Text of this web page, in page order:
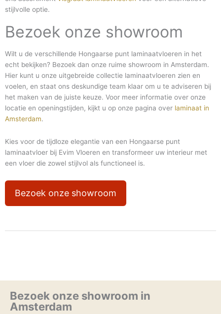
stijlvolle optie.
Bezoek onze showroom
Wilt u de verschillende Hongaarse punt laminaatvloeren in het
echt bekijken? Bezoek dan onze ruime showroom in Amsterdam.
Hier kunt u onze uitgebreide collectie laminaatvloeren zien en
voelen, en staat ons deskundige team klaar om u te adviseren bij
het maken van de juiste keuze. Voor meer informatie over onze
locatie en openingstijden, kijkt u op onze pagina over laminaat in
Amsterdam.
Kies voor de tijdloze elegantie van een Hongaarse punt
laminaatvloer bij Evim Vloeren en transformeer uw interieur met
een vloer die zowel stijlvol als functioneel is.
Bezoek onze showroom
Bezoek onze showroom in
Amsterdam